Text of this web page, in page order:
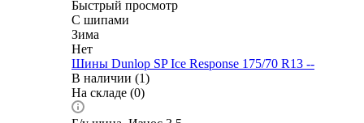
Быстрый просмотр
С шипами
Зима
Нет
Шины Dunlop SP Ice Response 175/70 R13 --
В наличии (1)
На складе (0)